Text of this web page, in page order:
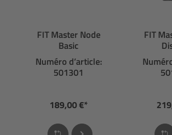
FIT Master Node
Basic
Numéro d’article:
501301
189,00 €*
FIT